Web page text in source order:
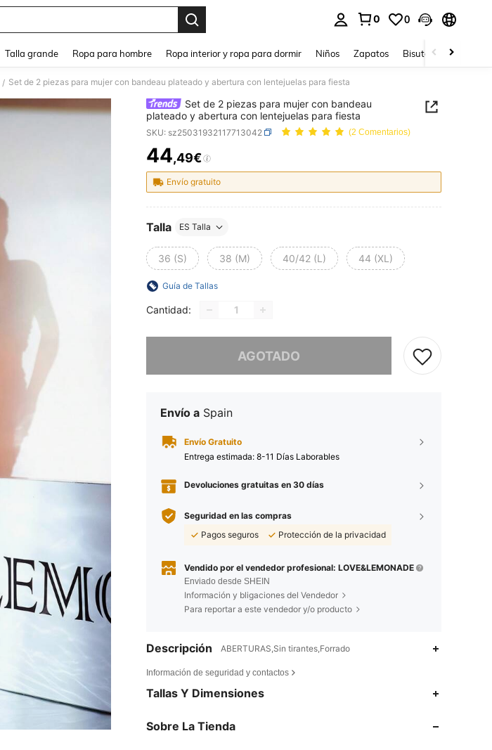
0 0
Talla grande Ropa para hombre Ropa interior y ropa para dormir Niños Zapatos Bisutería Y
/ Set de 2 piezas para mujer con bandeau plateado y abertura con lentejuelas para fiesta
Set de 2 piezas para mujer con bandeau
plateado y abertura con lentejuelas para fiesta
SKU: sz25031932117713042 (2 Comentarios)
PRICE AND AVAILABILITY
44,49€
Envío gratuito
Talla ES Talla
36 (S) 38 (M) 40/42 (L) 44 (XL)
Guía de Tallas
Cantidad:
AGOTADO
Envío a Spain
Envío Gratuito
Entrega estimada: 8-11 Días Laborables
Devoluciones gratuitas en 30 días
Seguridad en las compras
Pagos seguros
Protección de la privacidad
Vendido por el vendedor profesional: LOVE&LEMONADE
Enviado desde SHEIN
Información y bligaciones del Vendedor
Para reportar a este vendedor y/o producto
Descripción ABERTURAS,Sin tirantes,Forrado
Información de seguridad y contactos
Tallas Y Dimensiones
Sobre La Tienda
4,86
4,86